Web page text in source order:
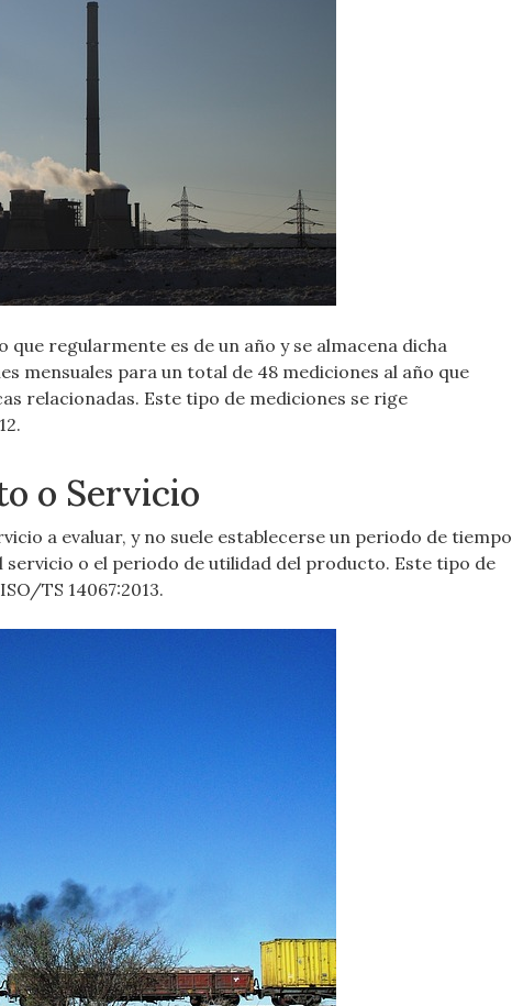
regularmente es de un año y se almacena dicha
mensuales para un total de 48 mediciones al año que
relacionadas. Este tipo de mediciones se rige
o Servicio
a evaluar, y no suele establecerse un periodo de tiempo
o el periodo de utilidad del producto. Este tipo de
TS 14067:2013.